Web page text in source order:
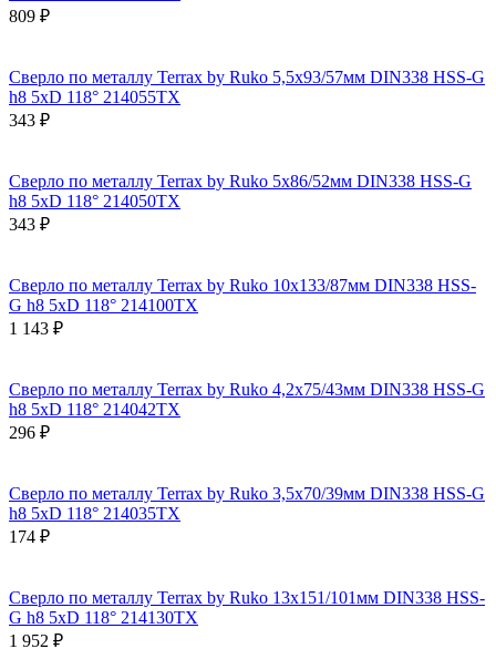
809 ₽
Сверло по металлу Terrax by Ruko 5,5x93/57мм DIN338 HSS-G
h8 5xD 118° 214055TX
343 ₽
Сверло по металлу Terrax by Ruko 5x86/52мм DIN338 HSS-G
h8 5xD 118° 214050TX
343 ₽
Сверло по металлу Terrax by Ruko 10x133/87мм DIN338 HSS-
G h8 5xD 118° 214100TX
1 143 ₽
Сверло по металлу Terrax by Ruko 4,2x75/43мм DIN338 HSS-G
h8 5xD 118° 214042TX
296 ₽
Сверло по металлу Terrax by Ruko 3,5x70/39мм DIN338 HSS-G
h8 5xD 118° 214035TX
174 ₽
Сверло по металлу Terrax by Ruko 13x151/101мм DIN338 HSS-
G h8 5xD 118° 214130TX
1 952 ₽